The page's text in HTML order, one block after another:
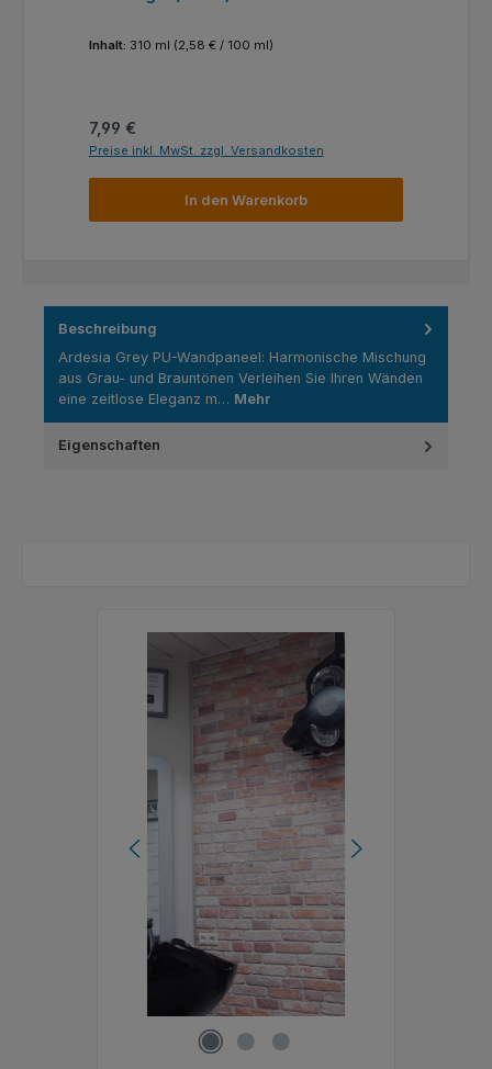
Inhalt: 310 ml (2,58 € / 100 ml)
Regulärer Preis:
7,99 €
Preise inkl. MwSt. zzgl. Versandkosten
In den Warenkorb
Beschreibung
Ardesia Grey PU-Wandpaneel: Harmonische Mischung
aus Grau- und Brauntönen Verleihen Sie Ihren Wänden
eine zeitlose Eleganz m… Mehr
Eigenschaften
Bildergalerie überspringen